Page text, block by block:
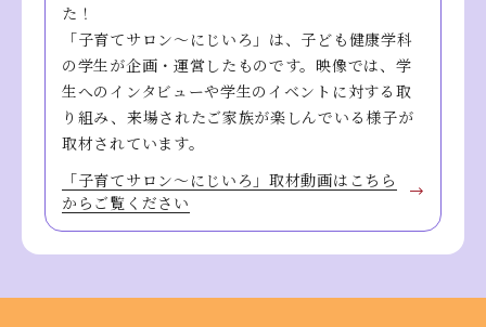
た！
「子育てサロン～にじいろ」は、子ども健康学科
の学生が企画・運営したものです。映像では、学
生へのインタビューや学生のイベントに対する取
り組み、来場されたご家族が楽しんでいる様子が
取材されています。
「子育てサロン～にじいろ」取材動画はこちら
からご覧ください